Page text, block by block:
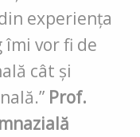
experiența
îmi vor fi de
cât și
Prof.